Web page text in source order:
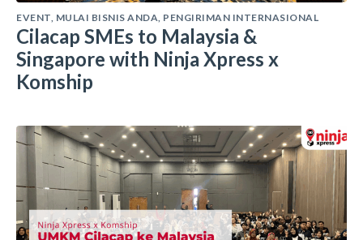
EVENT MULAI BISNIS ANDA PENGIRIMAN INTERNASIONAL
Cilacap SMEs to Malaysia &
Singapore with Ninja Xpress x
Komship